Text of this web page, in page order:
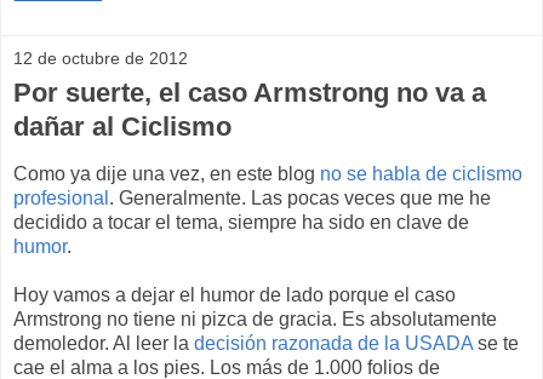
12 de octubre de 2012
Por suerte, el caso Armstrong no va a
dañar al Ciclismo
Como ya dije una vez, en este blog no se habla de ciclismo
profesional . Generalmente. Las pocas veces que me he
decidido a tocar el tema, siempre ha sido en clave de
humor.
Hoy vamos a dejar el humor de lado porque el caso
Armstrong no tiene ni pizca de gracia. Es absolutamente
demoledor. Al leer la decisión razonada de la USADA se te
cae el alma a los pies. Los más de 1.000 folios de